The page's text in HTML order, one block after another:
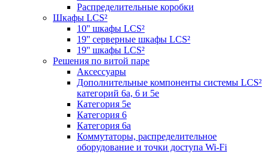
Распределительные коробки
Шкафы LCS²
10'' шкафы LCS²
19'' серверные шкафы LCS²
19'' шкафы LCS²
Решения по витой паре
Аксессуары
Дополнительные компоненты системы LCS²
категорий 6a, 6 и 5e
Категория 5е
Категория 6
Категория 6а
Коммутаторы, распределительное
оборудование и точки доступа Wi-Fi